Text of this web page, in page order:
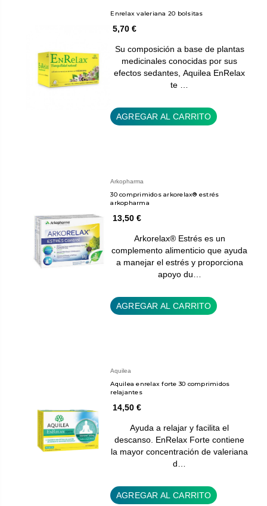
Enrelax valeriana 20 bolsitas
5,70 €
Su composición a base de plantas
medicinales conocidas por sus
efectos sedantes, Aquilea EnRelax
te …
AGREGAR AL CARRITO
Arkopharma
30 comprimidos arkorelax® estrés
arkopharma
13,50 €
Arkorelax® Estrés es un
complemento alimenticio que ayuda
a manejar el estrés y proporciona
apoyo du…
AGREGAR AL CARRITO
Aquilea
Aquilea enrelax forte 30 comprimidos
relajantes
14,50 €
Ayuda a relajar y facilita el
descanso. EnRelax Forte contiene
la mayor concentración de valeriana
d…
AGREGAR AL CARRITO